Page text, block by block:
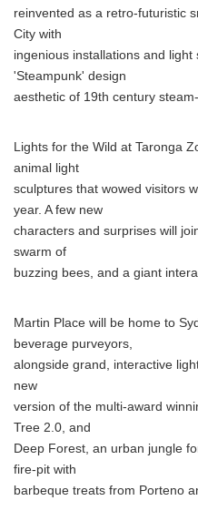
reinvented as a retro-futuristic
City with
ingenious installations and
'Steampunk' design
aesthetic of 19th century
Lights for the Wild at Taronga
animal light
sculptures that wowed visitors
year. A few new
characters and surprises will
swarm of
buzzing bees, and a giant
Martin Place will be home to
beverage purveyors,
alongside grand, interactive
new
version of the multi-award
Tree 2.0, and
Deep Forest, an urban jungle
fire-pit with
barbeque treats from Porteno